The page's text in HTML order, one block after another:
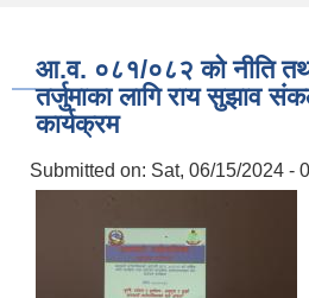
आ.व. ०८१/०८२ को नीति
तर्जुमाका लागि राय सुझाव
कार्यक्रम
Submitted on: Sat, 06/15/2024 -